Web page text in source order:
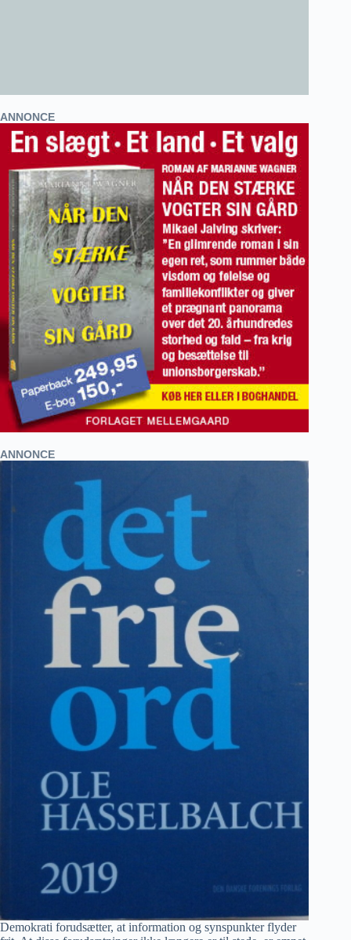
ANNONCE
ANNONCE
Demokrati forudsætter, at information og synspunkter flyder